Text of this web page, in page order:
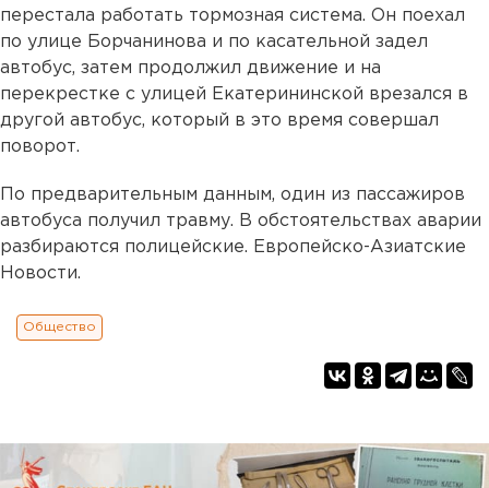
перестала работать тормозная система. Он поехал
по улице Борчанинова и по касательной задел
автобус, затем продолжил движение и на
перекрестке с улицей Екатерининской врезался в
другой автобус, который в это время совершал
поворот.
По предварительным данным, один из пассажиров
автобуса получил травму. В обстоятельствах аварии
разбираются полицейские. Европейско-Азиатские
Новости.
Общество